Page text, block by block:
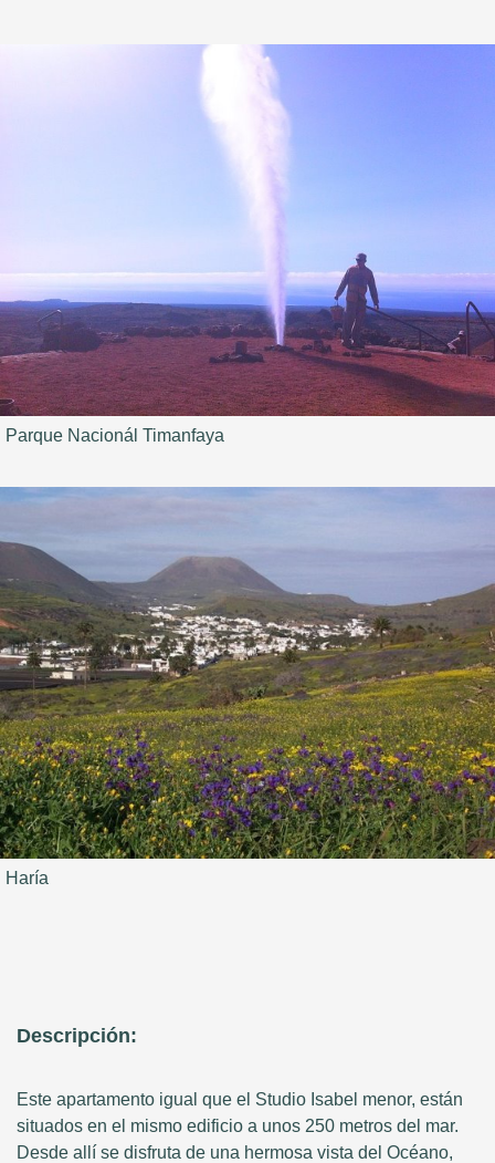
Parque Nacionál Timanfaya
Haría
Descripción:
Este apartamento igual que el Studio Isabel menor, están
situados en el mismo edificio a unos 250 metros del mar.
Desde allí se disfruta de una hermosa vista del Océano,